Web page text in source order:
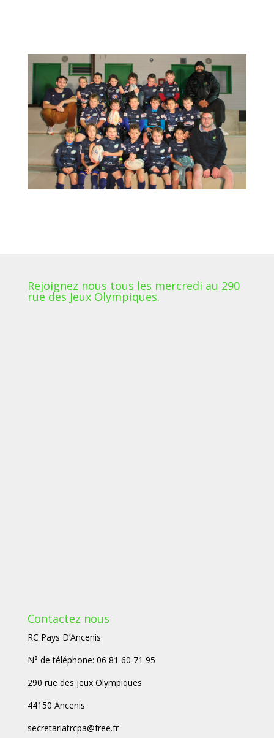
Rejoignez nous tous les mercredi au 290
rue des Jeux Olympiques.
Contactez nous
RC Pays D’Ancenis
N° de téléphone: 06 81 60 71 95
290 rue des jeux Olympiques
44150 Ancenis
secretariatrcpa@free.fr